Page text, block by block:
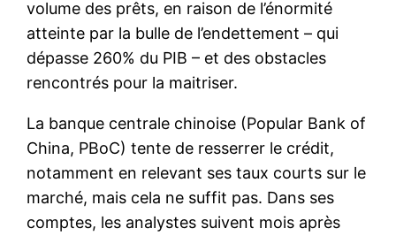
volume des prêts, en raison de l’énormité
atteinte par la bulle de l’endettement – qui
dépasse 260% du PIB – et des obstacles
rencontrés pour la maitriser.
La banque centrale chinoise (Popular Bank of
China, PBoC) tente de resserrer le crédit,
notamment en relevant ses taux courts sur le
marché, mais cela ne suffit pas. Dans ses
comptes, les analystes suivent mois après